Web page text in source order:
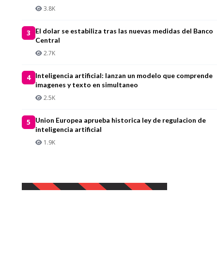
3.8K
3
El dolar se estabiliza tras las nuevas medidas del Banco
Central
2.7K
4
Inteligencia artificial: lanzan un modelo que comprende
imagenes y texto en simultaneo
2.5K
5
Union Europea aprueba historica ley de regulacion de
inteligencia artificial
1.9K